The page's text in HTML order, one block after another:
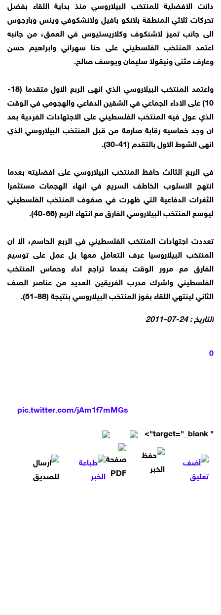
دانت الافضلية للمنتخب البيلاروسي منذ بداية اللقاء بفضل
تحركات ثلاثي المنطقة بلانكو بافيل ولانشكوفي وينس وبارجوس
الى جانب تميز لاشنكوف وكلاريستيوس في العمق، من جانبه
اعتمد المنتخب الفلسطيني على حنا سهراني وابراهيم حسن
وعارف مثنى ونيقولا سليمان ويوسف صالح.
واعتمد المنتخب البيلاروسي الذي انهى الربع الاول متقدما (18-
10) على الاداء الجماعي في الشقين الدفاعي والهجومي في الوقت
الذي عول فيه المنتخب الفلسطيني على الاجتهادات الفردية بعد
ان وجد خماسيه رقابة صارمة من قبل المنتخب البيلاروسي الذي
انهى الشوط الاول بالتقدم (41-30).
في الربع الثالث حافظ المنتخب البيلاروسي على افضليته بعدما
انتهج الاسلوب الخاطف السريع في انهاء الهجمات مستثمرا
الثغرات الدفاعية التي ظهرت في صفوف المنتخب الفلسطيني
ليوسع المنتخب البيلاروسي الفارق مع انتهاء الربع (66-40).
تعددت اجتهادات المنتخب الفلسطيني في الربع الحاسم، الا ان
المنتخب البيلاروسيا عرف التعامل معها بل عمل على توسيع
الفارق مع مرور الوقت بعدما تراجع اداء وحماس المنتخب
الفلسطيني واشرك مدرب الفريقين العديد من عناصر الصف
الثاني لينتهي اللقاء بفوز المنتخب البيلاروسي بنتيجة (88-51).
التاريخ : 24-07-2011
0
pic.twitter.com/jAm1f7mMGs
" target="_blank">